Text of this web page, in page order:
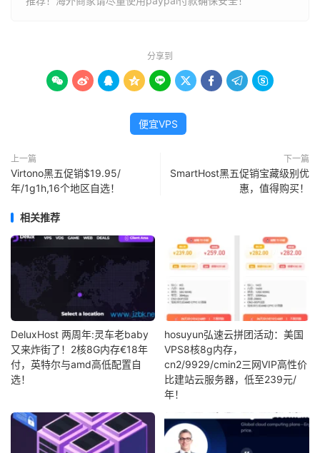
分享到
        
便宜VPS
上一篇
Virtono黑五促销$19.95/
年/1g1h,16个地区自选！
下一篇
SmartHost黑五促销宝藏级别优
惠，值得购买！
相关推荐
DeluxHost 两周年:灵车老baby
又来炸街了！2核8G内存€18年
付，英特尔与amd高低配置自
选！
hosuyun弘速云拼团活动：美国
VPS8核8g内存，
cn2/9929/cmin2三网VIP高性价
比建站云服务器，低至239元/
年！